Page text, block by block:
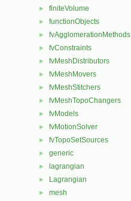
► finiteVolume
► functionObjects
► fvAgglomerationMethods
► fvConstraints
► fvMeshDistributors
► fvMeshMovers
► fvMeshStitchers
► fvMeshTopoChangers
► fvModels
► fvMotionSolver
► fvTopoSetSources
► generic
► lagrangian
► Lagrangian
► mesh